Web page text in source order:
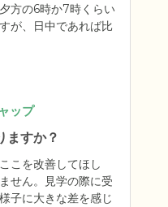
方の6時か7時くらい
が、日中であれば比
ップ
ますか？
こを改善してほし
せん。見学の際に受
子に大きな差を感じ